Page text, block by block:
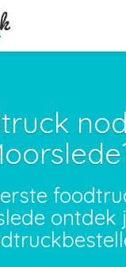
ontdek